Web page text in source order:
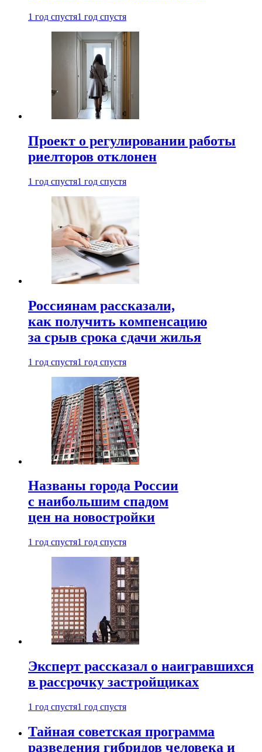
1 год спустя1 год спустя
Проект о регулировании работы
риелторов отклонен
1 год спустя1 год спустя
Россиянам рассказали,
как получить компенсацию
за срыв срока сдачи жилья
1 год спустя1 год спустя
Названы города России
с наибольшим спадом
цен на новостройки
1 год спустя1 год спустя
Эксперт рассказал о наигравшихся
в рассрочку застройщиках
1 год спустя1 год спустя
Тайная советская программа
разведения гибридов человека и